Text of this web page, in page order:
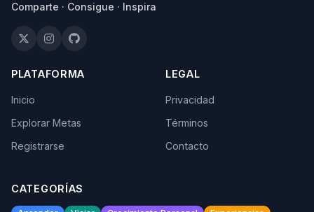
Comparte · Consigue · Inspira
PLATAFORMA
Inicio
Explorar Metas
Registrarse
LEGAL
Privacidad
Términos
Contacto
CATEGORÍAS